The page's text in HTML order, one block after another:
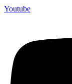
Youtube